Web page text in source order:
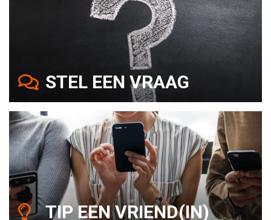
STEL EEN VRAAG
TIP EEN VRIEND(IN)